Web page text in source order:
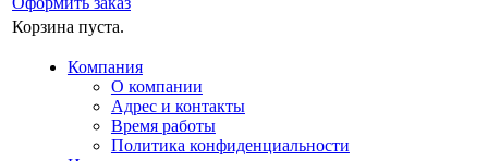
Корзина пуста.
Компания
О компании
Адрес и контакты
Время работы
Политика конфиденциальности